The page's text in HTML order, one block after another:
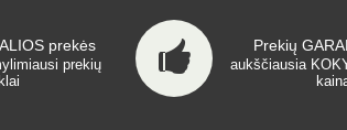
prekės
prekių
Prekių
aukščiausia